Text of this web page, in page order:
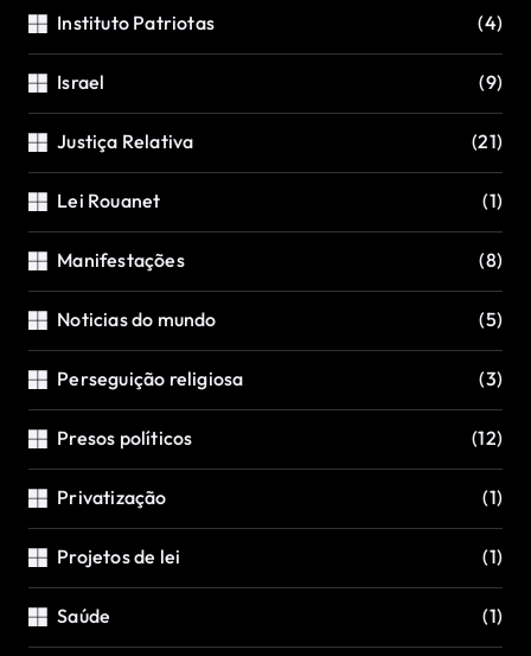
Instituto Patriotas (4)
Israel (9)
Justiça Relativa (21)
Lei Rouanet (1)
Manifestações (8)
Noticias do mundo (5)
Perseguição religiosa (3)
Presos políticos (12)
Privatização (1)
Projetos de lei (1)
Saúde (1)